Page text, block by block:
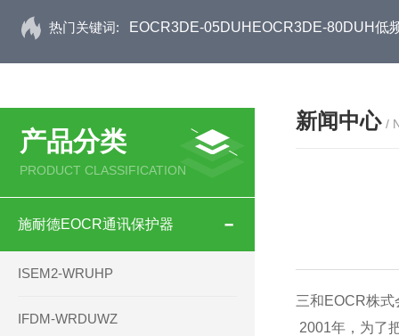
热门关键词: EOCR3DE-05DUHEOCR3DE-80DUH低
产品分类
PRODUCT CLASSIFICATION
施耐德EOCR通讯保护器
ISEM2-WRUHP
IFDM-WRDUWZ
新闻中心 /
三和EOCR株
2001年，为了